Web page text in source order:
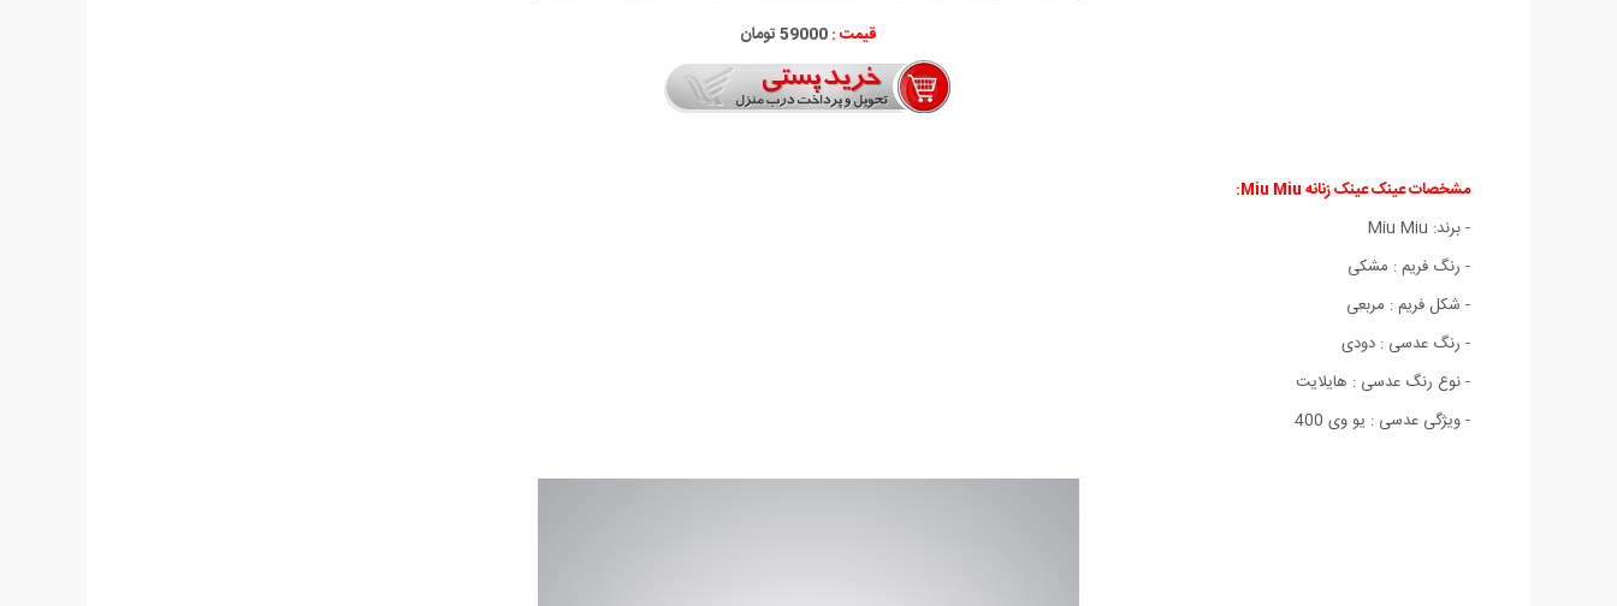
قیمت :59000 تومان
مشخصات عینک عینک زنانه Miu Miu:
- برند: Miu Miu
- رنگ فریم : مشکی
- شکل فریم : مربعی
- رنگ عدسی : دودی
- نوع رنگ عدسی : هایلایت
- ویژگی عدسی : یو وی 400